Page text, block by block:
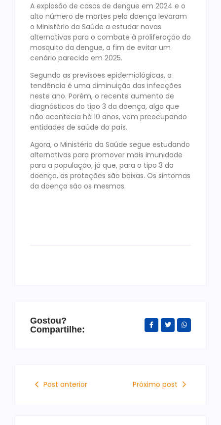
A explosão de casos de dengue em 2024 e o
alto número de mortes pela doença levaram
o Ministério da Saúde a estudar novas
alternativas para o combate à proliferação do
mosquito da dengue, a fim de evitar um
cenário parecido em 2025.
Segundo as previsões epidemiológicas, a
tendência é uma diminuição das infecções
neste ano. Porém, o recente aumento de
diagnósticos do tipo 3 da doença, algo que
não acontecia há 10 anos, vem preocupando
entidades de saúde do país.
Agora, o Ministério da Saúde segue estudando
alternativas para promover mais imunidade
para a população, já que, para o tipo 3 da
doença, as proteções são baixas. Os sintomas
da doença são os mesmos.
Gostou?
Compartilhe:
Post anterior Próximo post